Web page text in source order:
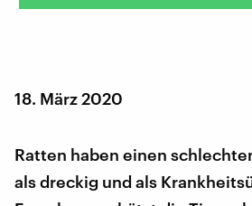
18. März 2020
Ratten haben einen
als dreckig und als